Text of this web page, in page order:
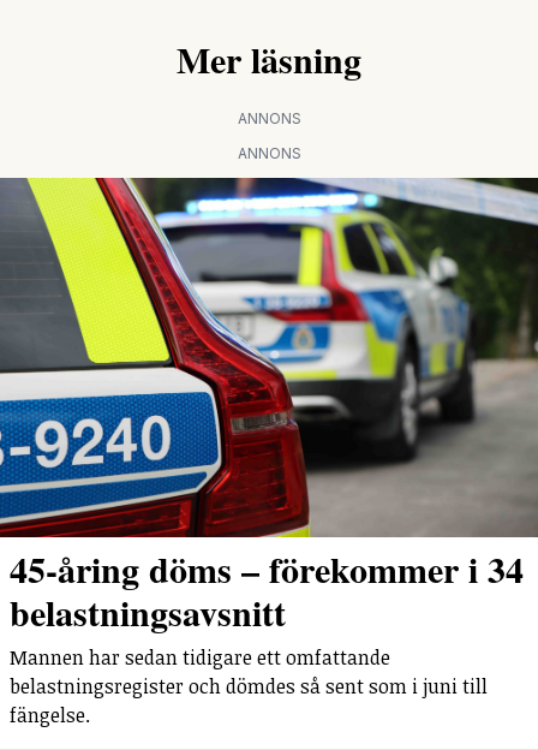
Mer läsning
ANNONS
ANNONS
45-åring döms – förekommer i 34
belastningsavsnitt
Mannen har sedan tidigare ett omfattande
belastningsregister och dömdes så sent som i juni till
fängelse.